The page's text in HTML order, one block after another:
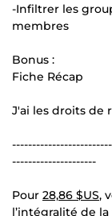
-Infiltrer les
membres
Bonus :
Fiche Récap
J'ai les droits de
---------------------
Pour 28,86 $US,
l’intégralité de la